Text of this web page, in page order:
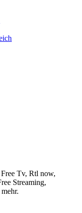
Tv, Rtl now,
Streaming,